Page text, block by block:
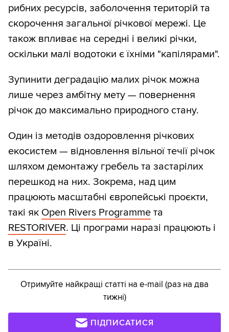
рибних ресурсів, заболочення територій та
скорочення загальної річкової мережі. Це
також впливає на середні і великі річки,
оскільки малі водотоки є їхніми "капілярами".
Зупинити деградацію малих річок можна
лише через амбітну мету — повернення
річок до максимально природного стану.
Один із методів оздоровлення річкових
екосистем — відновлення вільної течії річок
шляхом демонтажу гребель та застарілих
перешкод на них. Зокрема, над цим
працюють масштабні європейські проєкти,
такі як Open Rivers Programme та
RESTORIVER. Ці програми наразі працюють і
в Україні.
Отримуйте найкращі статті на e-mail (раз на два
тижні)
ПІДПИСАТИСЯ